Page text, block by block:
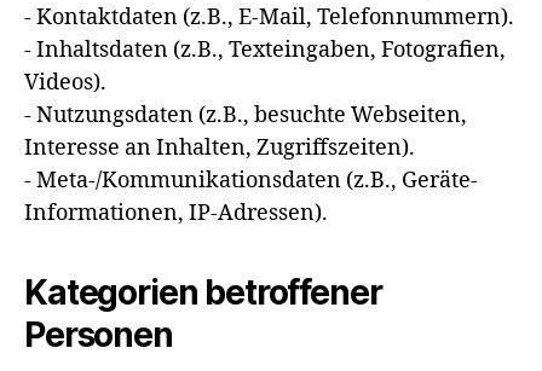
- Kontaktdaten (z.B., E-Mail, Telefonnummern).
- Inhaltsdaten (z.B., Texteingaben, Fotografien,
Videos).
- Nutzungsdaten (z.B., besuchte Webseiten,
Interesse an Inhalten, Zugriffszeiten).
- Meta-/Kommunikationsdaten (z.B., Geräte-
Informationen, IP-Adressen).
Kategorien betroffener
Personen